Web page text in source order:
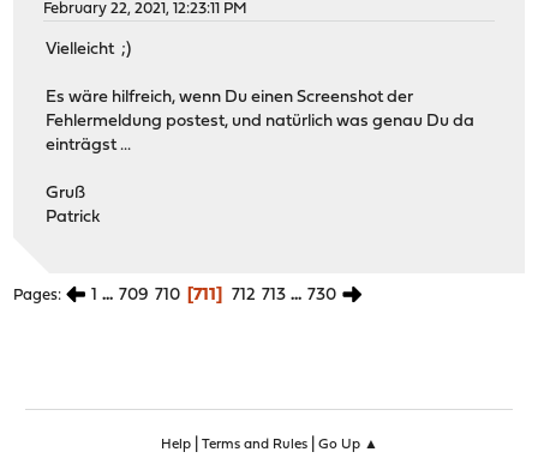
February 22, 2021, 12:23:11 PM
Vielleicht ;)
Es wäre hilfreich, wenn Du einen Screenshot der
Fehlermeldung postest, und natürlich was genau Du da
einträgst ...
Gruß
Patrick
Pages 1 ... 709 710 711 712 713 ... 730
Help| Terms and Rules| Go Up ▲